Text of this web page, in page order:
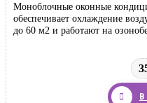
Моноблочные оконные
обеспечивает охлаждение
до 60 м2 и работают на